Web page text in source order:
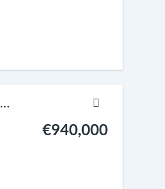
€940,000